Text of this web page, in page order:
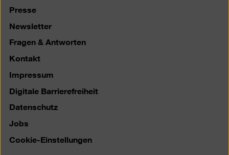
Presse
Newsletter
Fragen & Antworten
Kontakt
Impressum
Digitale Barrierefreiheit
Datenschutz
Jobs
Cookie-Einstellungen